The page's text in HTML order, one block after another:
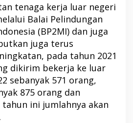
tenaga kerja luar negeri
Balai Pelindungan
(BP2MI) dan juga
juga terus
pada tahun 2021
dikirim bekerja ke luar
sebanyak 571 orang,
875 orang dan
ini jumlahnya akan